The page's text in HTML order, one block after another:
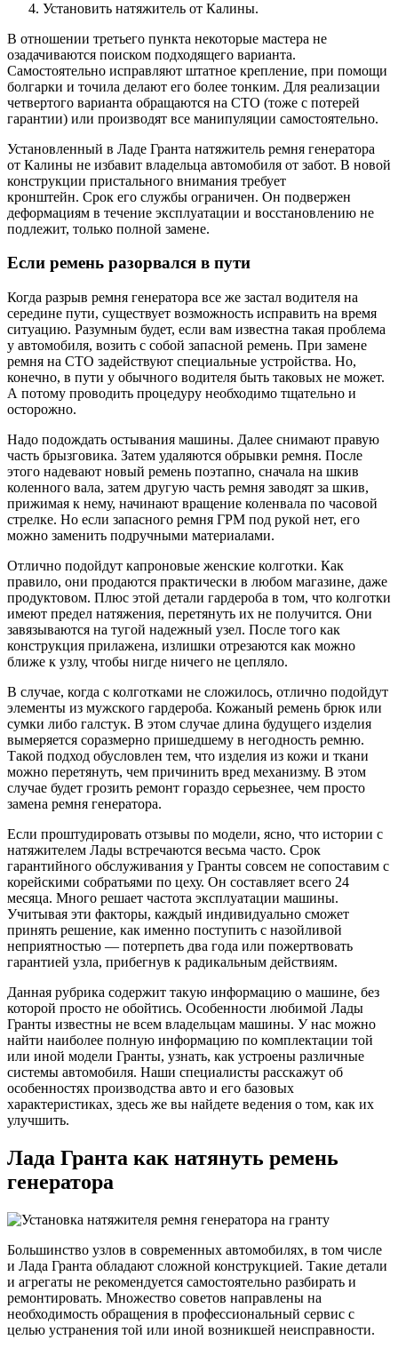
Установить натяжитель от Калины.
В отношении третьего пункта некоторые мастера не
озадачиваются поиском подходящего варианта.
Самостоятельно исправляют штатное крепление, при помощи
болгарки и точила делают его более тонким. Для реализации
четвертого варианта обращаются на СТО (тоже с потерей
гарантии) или производят все манипуляции самостоятельно.
Установленный в Ладе Гранта натяжитель ремня генератора
от Калины не избавит владельца автомобиля от забот. В новой
конструкции пристального внимания требует
кронштейн. Срок его службы ограничен. Он подвержен
деформациям в течение эксплуатации и восстановлению не
подлежит, только полной замене.
Если ремень разорвался в пути
Когда разрыв ремня генератора все же застал водителя на
середине пути, существует возможность исправить на время
ситуацию. Разумным будет, если вам известна такая проблема
у автомобиля, возить с собой запасной ремень. При замене
ремня на СТО задействуют специальные устройства. Но,
конечно, в пути у обычного водителя быть таковых не может.
А потому проводить процедуру необходимо тщательно и
осторожно.
Надо подождать остывания машины. Далее снимают правую
часть брызговика. Затем удаляются обрывки ремня. После
этого надевают новый ремень поэтапно, сначала на шкив
коленного вала, затем другую часть ремня заводят за шкив,
прижимая к нему, начинают вращение коленвала по часовой
стрелке. Но если запасного ремня ГРМ под рукой нет, его
можно заменить подручными материалами.
Отлично подойдут капроновые женские колготки. Как
правило, они продаются практически в любом магазине, даже
продуктовом. Плюс этой детали гардероба в том, что колготки
имеют предел натяжения, перетянуть их не получится. Они
завязываются на тугой надежный узел. После того как
конструкция прилажена, излишки отрезаются как можно
ближе к узлу, чтобы нигде ничего не цепляло.
В случае, когда с колготками не сложилось, отлично подойдут
элементы из мужского гардероба. Кожаный ремень брюк или
сумки либо галстук. В этом случае длина будущего изделия
вымеряется соразмерно пришедшему в негодность ремню.
Такой подход обусловлен тем, что изделия из кожи и ткани
можно перетянуть, чем причинить вред механизму. В этом
случае будет грозить ремонт гораздо серьезнее, чем просто
замена ремня генератора.
Если проштудировать отзывы по модели, ясно, что истории с
натяжителем Лады встречаются весьма часто. Срок
гарантийного обслуживания у Гранты совсем не сопоставим с
корейскими собратьями по цеху. Он составляет всего 24
месяца. Много решает частота эксплуатации машины.
Учитывая эти факторы, каждый индивидуально сможет
принять решение, как именно поступить с назойливой
неприятностью — потерпеть два года или пожертвовать
гарантией узла, прибегнув к радикальным действиям.
Данная рубрика содержит такую информацию о машине, без
которой просто не обойтись. Особенности любимой Лады
Гранты известны не всем владельцам машины. У нас можно
найти наиболее полную информацию по комплектации той
или иной модели Гранты, узнать, как устроены различные
системы автомобиля. Наши специалисты расскажут об
особенностях производства авто и его базовых
характеристиках, здесь же вы найдете ведения о том, как их
улучшить.
Лада Гранта как натянуть ремень
генератора
Большинство узлов в современных автомобилях, в том числе
и Лада Гранта обладают сложной конструкцией. Такие детали
и агрегаты не рекомендуется самостоятельно разбирать и
ремонтировать. Множество советов направлены на
необходимость обращения в профессиональный сервис с
целью устранения той или иной возникшей неисправности.